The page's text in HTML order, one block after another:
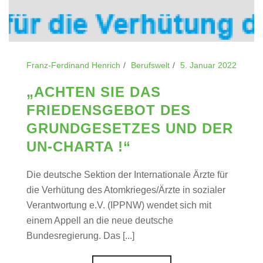
Franz-Ferdinand Henrich Berufswelt 5. Januar 2022
„ACHTEN SIE DAS
FRIEDENSGEBOT DES
GRUNDGESETZES UND DER
UN-CHARTA !“
Die deutsche Sektion der Internationale Ärzte für
die Verhütung des Atomkrieges/Ärzte in sozialer
Verantwortung e.V. (IPPNW) wendet sich mit
einem Appell an die neue deutsche
Bundesregierung. Das [...]